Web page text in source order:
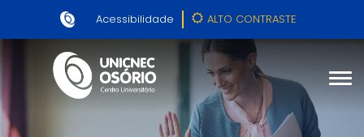
Acessibilidade ALTO CONTRASTE